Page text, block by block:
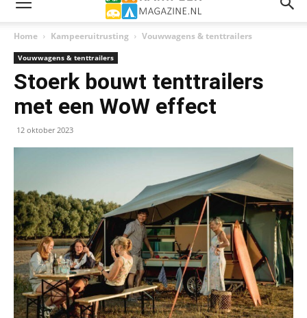
Home Kampeeruitrusting Vouwwagens & tenttrailers
Vouwwagens & tenttrailers
Stoerk bouwt tenttrailers
met een WoW effect
12 oktober 2023